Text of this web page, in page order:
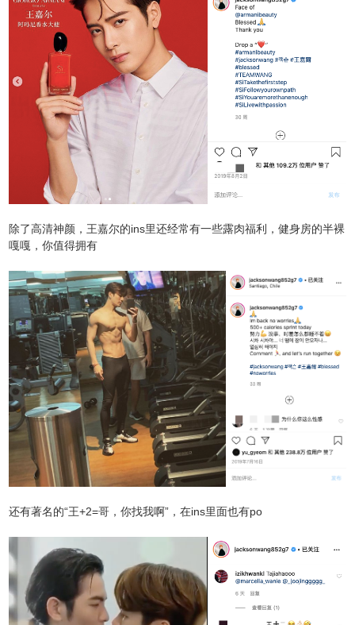
除了高清神颜，王嘉尔的ins里还经常有一些露肉福利，健身房的半裸
嘎嘎，你值得拥有
还有著名的“王+2=哥，你找我啊”，在ins里面也有po